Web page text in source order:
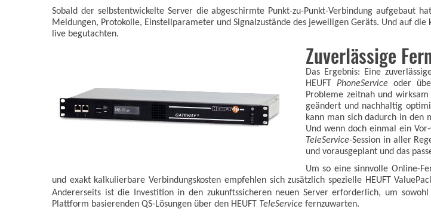
Sobald der selbstentwickelte Server die abgeschirmte Punkt-zu-Punkt-Verbindung
Meldungen, Protokolle, Einstellparameter und Signalzustände des jeweiligen Geräts. Und auf
live begutachten.
Zuverlässige
Das Ergebnis: Eine
HEUFT PhoneService oder
Probleme zeitnah und
geändert und nachhaltig
kann man sich dadurch in den
Und wenn doch einmal ein
TeleService-Session in aller
und vorausgeplant und das
Um so eine sinnvolle Online-
und exakt kalkulierbare Verbindungskosten empfehlen sich zusätzlich spezielle HEUFT
Andererseits ist die Investition in den zukunftssicheren neuen Server erforderlich, um sowohl
Plattform basierenden QS-Lösungen über den HEUFT
TeleService fernzuwarten.